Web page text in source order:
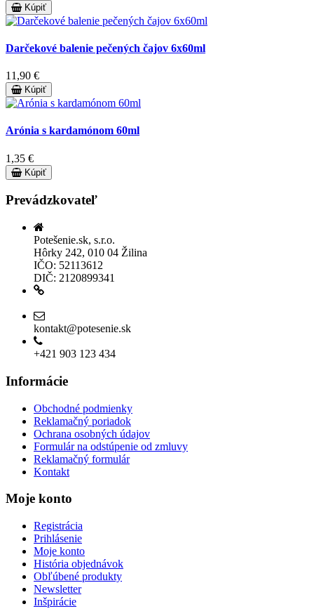
Kúpiť
Darčekové balenie pečených čajov 6x60ml
11,90 €
Kúpiť
Arónia s kardamónom 60ml
1,35 €
Kúpiť
Prevádzkovateľ
Potešenie.sk, s.r.o.
Hôrky 242, 010 04 Žilina
IČO: 52113612
DIČ: 2120899341
kontakt@potesenie.sk
+421 903 123 434
Informácie
Obchodné podmienky
Reklamačný poriadok
Ochrana osobných údajov
Formulár na odstúpenie od zmluvy
Reklamačný formulár
Kontakt
Moje konto
Registrácia
Prihlásenie
Moje konto
História objednávok
Obľúbené produkty
Newsletter
Inšpirácie